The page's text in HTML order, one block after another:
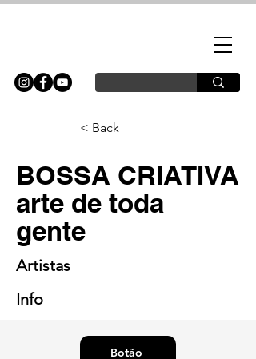
< Back
BOSSA CRIATIVA
arte de toda
gente
Artistas
Info
Botão